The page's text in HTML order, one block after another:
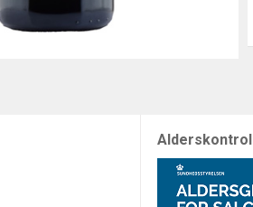
Alderskontrol